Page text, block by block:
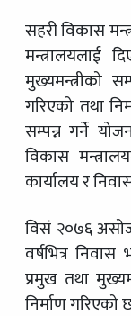
सहरी विकास
मन्त्रालयलाई
मुख्यमन्त्रीको
गरिएको तथा
सम्पन्न गर्ने
विकास
कार्यालय र
विसं २०७६
वर्षभित्र
प्रमुख तथा
निर्माण गरिएको